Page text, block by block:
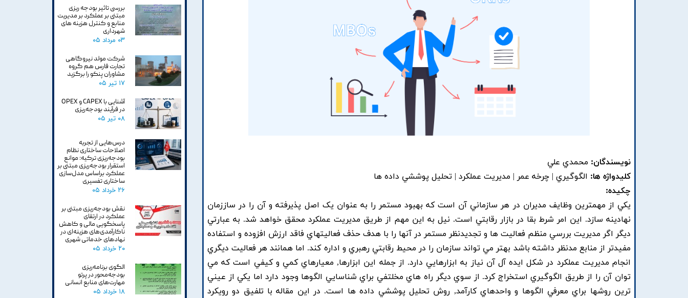
نویسندگان: محمدي علي
کلیدواژه ها: الگوگيري | چرخه عمر | مديريت عملکرد | تحليل پوششي داده ها
چکیده:
يکي از مهمترين وظايف مديران در هر سازماني آن است که بهبود مستمر را به عنوان يک اصل پذيرفته و آن را در ساززمان
نهادينه سازد. اين امر شرط بقا در بازار رقابتي است. نيل به اين مهم از طريق مديريت عملکرد محقق خواهد شد. به عبارتي
ديگر اگر مديريت بررسي منظم فعاليت ها و تجديدنظر مستمر در آنها را با هدف حذف فعاليتهاي فاقد ارزش افزوده و استفاده
مفيدتر از منابع مدنظر داشته باشد بهتر مي تواند سازمان را در محيط رقابتي رهبري و اداره کند. اما همانند هر فعاليت ديگري
انجام مديريت عملکرد در شکل ايده آل آن نياز به ابزارهايي دارد. از جمله اين ابزارها, معيارهاي کمي و کيفي است که مي
توان آن را از طريق الگوگيري استخراج کرد. از سوي ديگر راه هاي مخلتفي براي شناسايي الگوها وجود دارد اما يکي از عيني
ترين روشها براي معرفي الگوها و واحدهاي کارآمد, روش تحليل پوششي داده ها است. در اين مقاله با تلفيق دو رويکرد
بررسی تاثیر بودجه ریزی
مبتنی بر عملکرد بر مدیریت
منابع و کنترل هزینه های
شهرداری
۰۳ مرداد ۰۵
شرکت مولد نیروگاهی
تجارت فارس هم گروه
مشاوران پنکو را برگزید
۱۷ تیر ۰۵
آشنایی با CAPEX و OPEX
در فرآیند بودجه‌ریزی
۰۸ تیر ۰۵
درس‌هایی از تجربه
اصلاحات ساختاری نظام
بودجه‌ریزی ترکیه: موانع
استقرار بودجه‌ریزی مبتنی بر
عملکرد براساس مدل‌سازی
ساختاری تفسیری
۲۶ خرداد ۰۵
نقش بودجه‌ریزی مبتنی بر
عملکرد در ارتقای
پاسخگویی مالی و کاهش
ناکارآمدی‌های هزینه‌ای در
نهادهای خدماتی شهری
۲۰ خرداد ۰۵
الگوی برنامه‌ریزی
بودجه‌محور در پرتو
مهارت‌های منابع انسانی
۱۸ خرداد ۰۵